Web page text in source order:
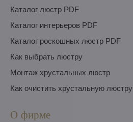
Каталог люстр PDF
Каталог интерьеров PDF
Каталог роскошных люстр PDF
Как выбрать люстру
Монтаж хрустальных люстр
Как очистить хрустальную люстру
О фирме